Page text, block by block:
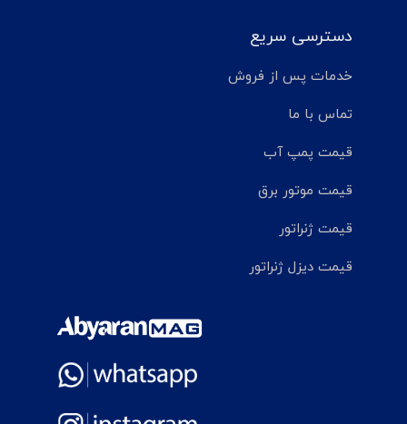
دسترسی سریع
خدمات پس از فروش
تماس با ما
قیمت پمپ آب
قیمت موتور برق
قیمت ژنراتور
قیمت دیزل ژنراتور